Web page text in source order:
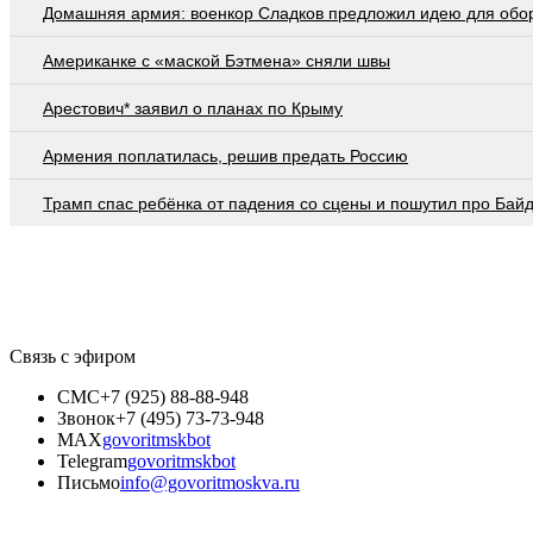
Домашняя армия: военкор Сладков предложил идею для
Американке с «маской Бэтмена» сняли швы
Арестович* заявил о планах по Крыму
Армения поплатилась, решив предать Россию
Трамп спас ребёнка от падения со сцены и пошутил про
Связь с эфиром
СМС+7 (925) 88-88-948
Звонок+7 (495) 73-73-948
MAXgovoritmskbot
Telegramgovoritmskbot
Письмоinfo@govoritmoskva.ru